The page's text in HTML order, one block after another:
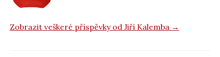
Zobrazit veškeré příspěvky od Jiří Kalemba →